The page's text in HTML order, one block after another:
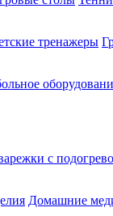
тренажеры
с
Домашние